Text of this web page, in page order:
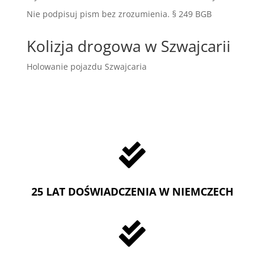
Nie podpisuj pism bez zrozumienia. § 249 BGB
Kolizja drogowa w Szwajcarii
Holowanie pojazdu Szwajcaria

25 LAT DOŚWIADCZENIA W NIEMCZECH
